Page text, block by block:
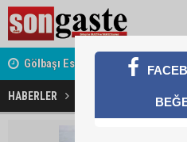
Gölbaşı Esnafının Sesi Ankara
HABERLER Ak